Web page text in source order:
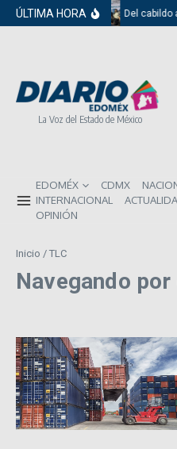
Saltar al contenido
ÚLTIMA HORA Del cabildo
La Voz del Estado de México
EDOMÉX CDMX
INTERNACIONAL
OPINIÓN
Inicio / TLC
Navegando